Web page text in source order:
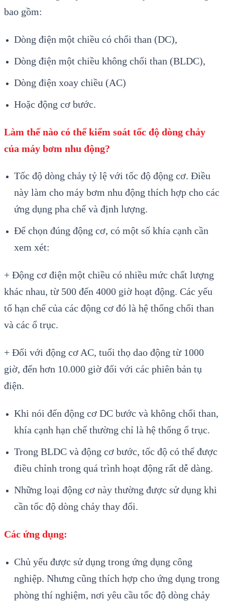
bao gồm:
Dòng điện một chiều có chổi than (DC),
Dòng điện một chiều không chổi than (BLDC),
Dòng điện xoay chiều (AC)
Hoặc động cơ bước.
Làm thế nào có thể kiểm soát tốc độ dòng chảy
của máy bơm nhu động?
Tốc độ dòng chảy tỷ lệ với tốc độ động cơ. Điều
này làm cho máy bơm nhu động thích hợp cho các
ứng dụng pha chế và định lượng.
Để chọn đúng động cơ, có một số khía cạnh cần
xem xét:
+ Động cơ điện một chiều có nhiều mức chất lượng
khác nhau, từ 500 đến 4000 giờ hoạt động. Các yếu
tố hạn chế của các động cơ đó là hệ thống chổi than
và các ổ trục.
+ Đối với động cơ AC, tuổi thọ dao động từ 1000
giờ, đến hơn 10.000 giờ đối với các phiên bản tụ
điện.
Khi nói đến động cơ DC bước và không chổi than,
khía cạnh hạn chế thường chỉ là hệ thống ổ trục.
Trong BLDC và động cơ bước, tốc độ có thể được
điều chỉnh trong quá trình hoạt động rất dễ dàng.
Những loại động cơ này thường được sử dụng khi
cần tốc độ dòng chảy thay đổi.
Các ứng dụng:
Chủ yếu được sử dụng trong ứng dụng công
nghiệp. Nhưng cũng thích hợp cho ứng dụng trong
phòng thí nghiệm, nơi yêu cầu tốc độ dòng chảy